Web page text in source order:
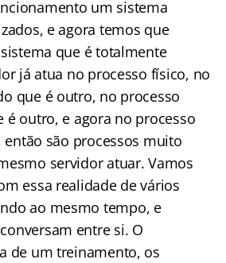
um sistema
e agora temos que
que é totalmente
já atua no processo físico, no
que é outro, no processo
outro, e agora no processo
são processos muito
servidor atuar. Vamos
essa realidade de vários
ao mesmo tempo, e
entre si. O
de um treinamento, os